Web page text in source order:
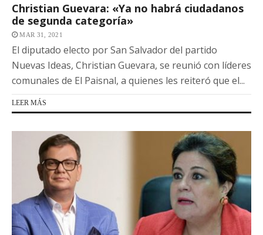
Christian Guevara: «Ya no habrá ciudadanos
de segunda categoría»
MAR 31, 2021
El diputado electo por San Salvador del partido
Nuevas Ideas, Christian Guevara, se reunió con líderes
comunales de El Paisnal, a quienes les reiteró que el...
LEER MÁS